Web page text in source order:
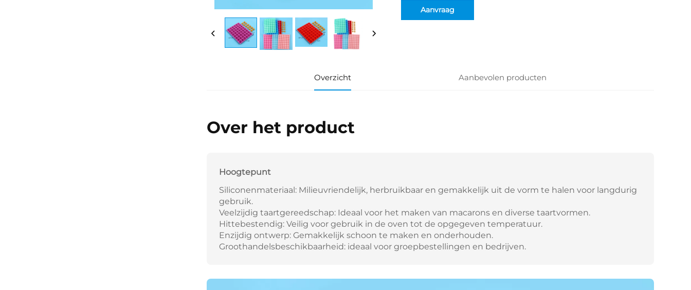
Aanvraag
Overzicht Aanbevolen producten
Over het product
Hoogtepunt
Siliconenmateriaal: Milieuvriendelijk, herbruikbaar en gemakkelijk uit de vorm te halen voor langdurig
gebruik.
Veelzijdig taartgereedschap: Ideaal voor het maken van macarons en diverse taartvormen.
Hittebestendig: Veilig voor gebruik in de oven tot de opgegeven temperatuur.
Enzijdig ontwerp: Gemakkelijk schoon te maken en onderhouden.
Groothandelsbeschikbaarheid: ideaal voor groepbestellingen en bedrijven.